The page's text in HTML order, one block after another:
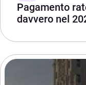
Pagamento
davvero nel